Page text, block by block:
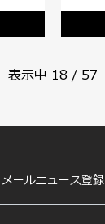
表示中 18 / 57
メールニュース登録